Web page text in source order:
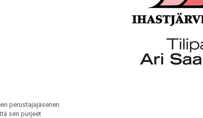
perustajajäsenen
sen purjeet